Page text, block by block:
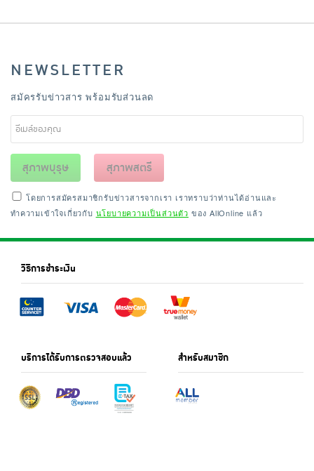
NEWSLETTER
สมัครรับข่าวสาร พร้อมรับส่วนลด
สุภาพบุรุษ สุภาพสตรี
โดยการสมัครสมาชิกรับข่าวสารจากเรา เราทราบว่าท่านได้อ่านและ
ทำความเข้าใจเกี่ยวกับ นโยบายความเป็นส่วนตัว ของ AllOnline แล้ว
วิธีการชำระเงิน
บริการได้รับการตรวจสอบแล้ว สำหรับสมาชิก